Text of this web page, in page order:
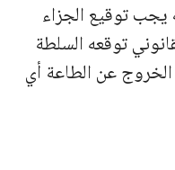
يجبتوقيعالجزاء
توقعهالسلطة
الخروجعنالطاعة أي